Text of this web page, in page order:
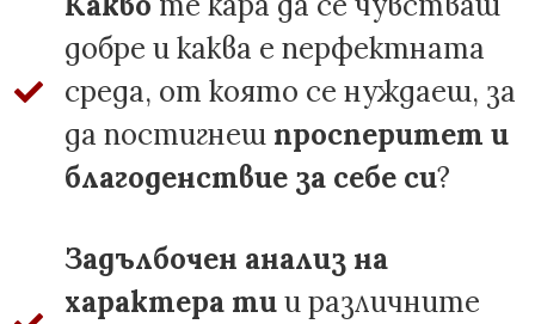
добре и каква е перфектната
среда, от която се нуждаеш, за
да постигнеш просперитет и
благоденствие за себе си?
Задълбочен анализ на
характера тии различните